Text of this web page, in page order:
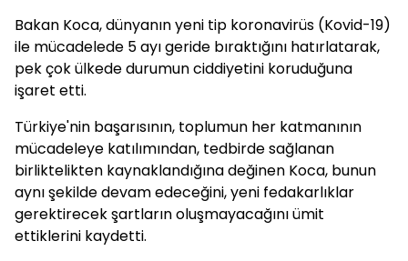
Bakan Koca, dünyanın yeni tip koronavirüs (Kovid-19)
ile mücadelede 5 ayı geride bıraktığını hatırlatarak,
pek çok ülkede durumun ciddiyetini koruduğuna
işaret etti.
Türkiye'nin başarısının, toplumun her katmanının
mücadeleye katılımından, tedbirde sağlanan
birliktelikten kaynaklandığına değinen Koca, bunun
aynı şekilde devam edeceğini, yeni fedakarlıklar
gerektirecek şartların oluşmayacağını ümit
ettiklerini kaydetti.